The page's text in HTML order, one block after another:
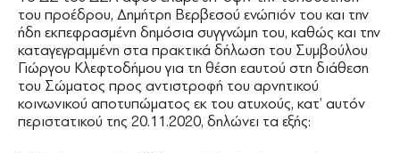
του προέδρου, Δημήτρη Βερβεσού ενώπιόν του και την
ήδη εκπεφρασμένη δημόσια συγγνώμη του, καθώς και την
καταγεγραμμένη στα πρακτικά δήλωση του Συμβούλου
Γιώργου Κλεφτοδήμου για τη θέση εαυτού στη διάθεση
του Σώματος προς αντιστροφή του αρνητικού
κοινωνικού αποτυπώματος εκ του ατυχούς, κατ’ αυτόν
περιστατικού της 20.11.2020, δηλώνει τα εξής: